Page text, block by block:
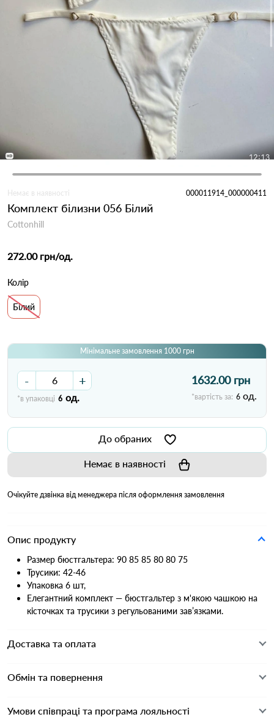
Немає в наявності 000011914_000000411
Комплект білизни 056 Білий
Cottonhill
272.00 грн/од.
Колір
Білий
Мінімальне замовлення 1000 грн
- +
*в упаковці 6 од.
1632.00 грн
*вартість за: 6 од.
До обраних
Немає в наявності
Очікуйте дзвінка від менеджера після оформлення замовлення
Опис продукту
Размер бюстгальтера: 90 85 85 80 80 75
Трусики: 42-46
Упаковка 6 шт,
Елегантний комплект — бюстгальтер з м'якою чашкою на
кісточках та трусики з регульованими зав’язками.
Доставка та оплата
Обмін та повернення
Умови співпраці та програма лояльності